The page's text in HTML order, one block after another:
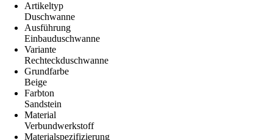
Artikeltyp
Duschwanne
Ausführung
Einbauduschwanne
Variante
Rechteckduschwanne
Grundfarbe
Beige
Farbton
Sandstein
Material
Verbundwerkstoff
Materialspezifizierung